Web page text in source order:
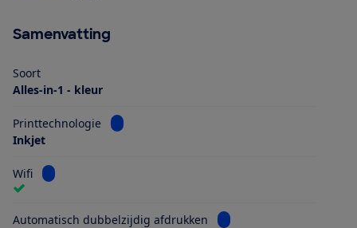
Samenvatting
Soort
Alles-in-1 - kleur
Printtechnologie
Bekijk informatie voor Printtechnologie
Inkjet
Wifi Bekijk informatie voor Wifi
Automatisch dubbelzijdig afdrukken Bekijk informatie voor